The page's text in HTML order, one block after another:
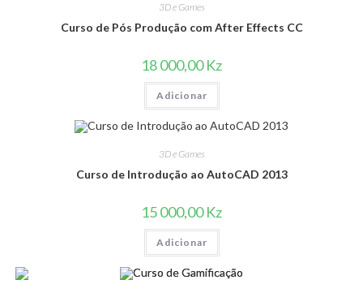
3D e Games
Curso de Pós Produção com After Effects CC
18 000,00Kz
Adicionar
3D e Games
Curso de Introdução ao AutoCAD 2013
15 000,00Kz
Adicionar